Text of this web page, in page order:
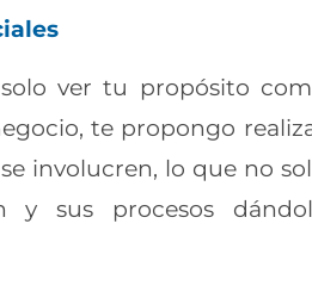
ver tu propósito
te propongo
involucren, lo que no
y sus procesos